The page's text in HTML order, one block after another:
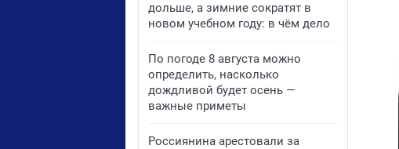
дольше, а зимние сократят в
новом учебном году: в чём дело
По погоде 8 августа можно
определить, насколько
дождливой будет осень —
важные приметы
Россиянина арестовали за